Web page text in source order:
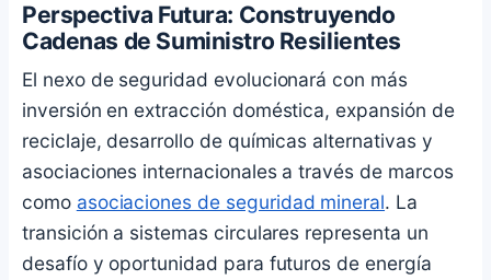
Perspectiva Futura: Construyendo
Cadenas de Suministro Resilientes
El nexo de seguridad evolucionará con más
inversión en extracción doméstica, expansión de
reciclaje, desarrollo de químicas alternativas y
asociaciones internacionales a través de marcos
como asociaciones de seguridad mineral. La
transición a sistemas circulares representa un
desafío y oportunidad para futuros de energía